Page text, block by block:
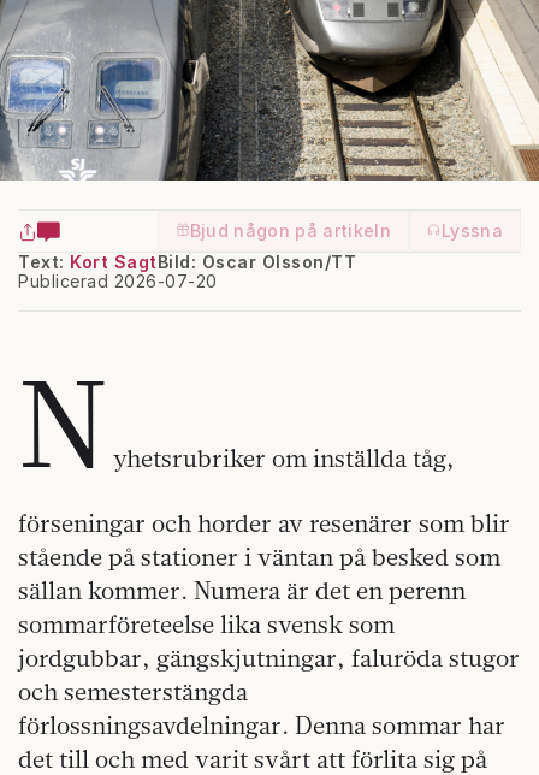
Bjud någon på artikeln
Lyssna
Text: Kort Sagt
Publicerad 2026-07-20
Bild: Oscar Olsson/TT
N yhetsrubriker om inställda tåg,
förseningar och horder av resenärer som blir
stående på stationer i väntan på besked som
sällan kommer. Numera är det en perenn
sommarföreteelse lika svensk som
jordgubbar, gängskjutningar, faluröda stugor
och semesterstängda
förlossningsavdelningar. Denna sommar har
det till och med varit svårt att förlita sig på